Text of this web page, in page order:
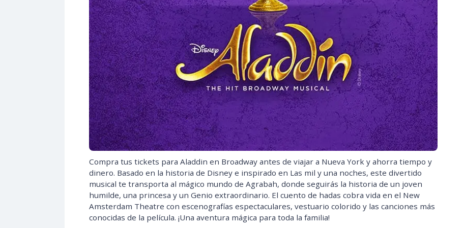
Compra tus tickets para Aladdin en Broadway antes de viajar a Nueva York y ahorra tiempo y
dinero. Basado en la historia de Disney e inspirado en Las mil y una noches, este divertido
musical te transporta al mágico mundo de Agrabah, donde seguirás la historia de un joven
humilde, una princesa y un Genio extraordinario. El cuento de hadas cobra vida en el New
Amsterdam Theatre con escenografías espectaculares, vestuario colorido y las canciones más
conocidas de la película. ¡Una aventura mágica para toda la familia!